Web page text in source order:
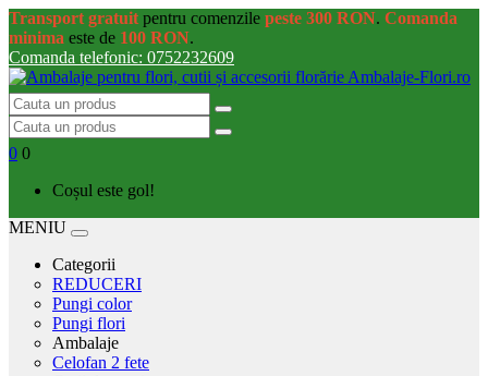
Transport gratuit pentru comenzile peste 300 RON. Comanda
minima este de 100 RON.
Comanda telefonic: 0752232609
0 0
Coșul este gol!
MENIU
Categorii
REDUCERI
Pungi color
Pungi flori
Ambalaje
Celofan 2 fete